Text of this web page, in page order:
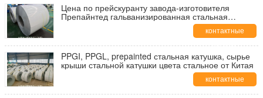
Цена по прейскуранту завода-изготовителя
Препайнтед гальванизированная стальная
контактные
данные
PPGI, PPGL, prepainted стальная катушка, сырье
крыши стальной катушки цвета стальное от Китая
контактные
данные